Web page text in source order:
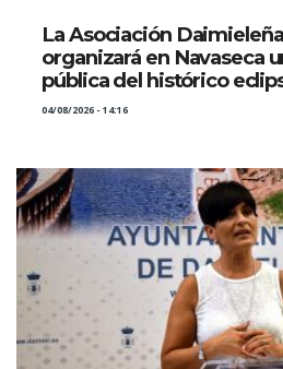
La Asociación
organizará en Navaseca
pública del histórico
04/08/2026 - 14:16